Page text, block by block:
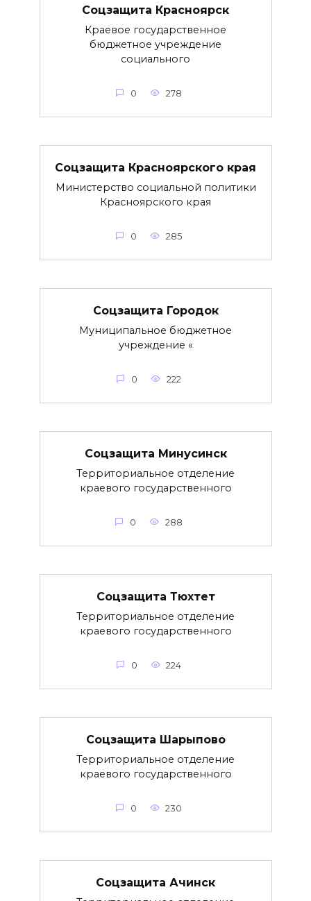
Соцзащита Красноярск
Краевое государственное
бюджетное учреждение
социального
0 278
Соцзащита Красноярского края
Министерство социальной политики
Красноярского края
0 285
Соцзащита Городок
Муниципальное бюджетное
учреждение «
0 222
Соцзащита Минусинск
Территориальное отделение
краевого государственного
0 288
Соцзащита Тюхтет
Территориальное отделение
краевого государственного
0 224
Соцзащита Шарыпово
Территориальное отделение
краевого государственного
0 230
Соцзащита Ачинск